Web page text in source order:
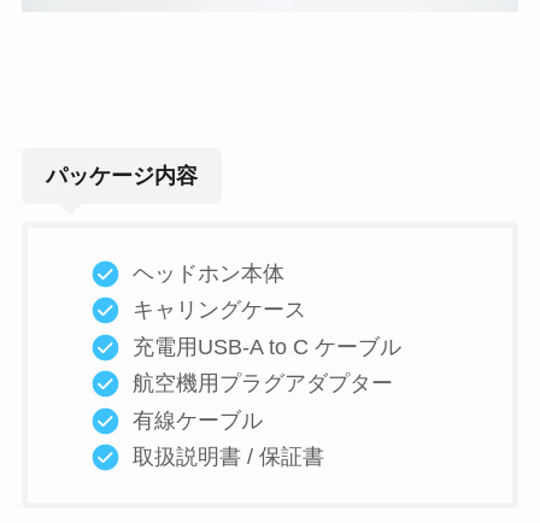
パッケージ内容
ヘッドホン本体
キャリングケース
充電用USB-A to C ケーブル
航空機用プラグアダプター
有線ケーブル
取扱説明書 / 保証書